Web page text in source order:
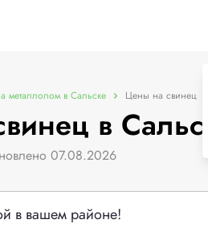
металлолом в Сальске Цены на свинец
в
07.08.2026
в вашем районе!